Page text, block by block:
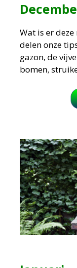
Wat is er
delen onze
gazon, de
bomen,